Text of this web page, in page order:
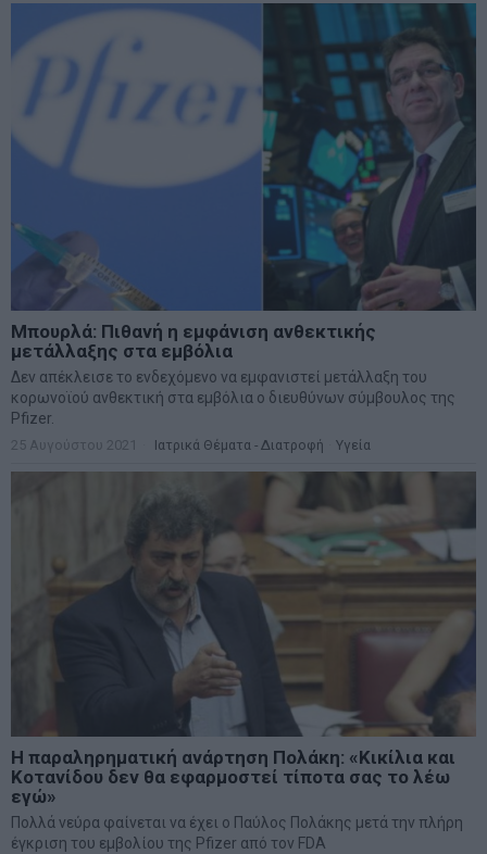
Μπουρλά: Πιθανή η εμφάνιση ανθεκτικής
μετάλλαξης στα εμβόλια
Δεν απέκλεισε το ενδεχόμενο να εμφανιστεί μετάλλαξη του
κορωνοϊού ανθεκτική στα εμβόλια ο διευθύνων σύμβουλος της
Pfizer.
25 Αυγούστου 2021 Ιατρικά Θέματα - Διατροφή Υγεία
Η παραληρηματική ανάρτηση Πολάκη: «Κικίλια και
Κοτανίδου δεν θα εφαρμοστεί τίποτα σας το λέω
εγώ»
Πολλά νεύρα φαίνεται να έχει ο Παύλος Πολάκης μετά την πλήρη
έγκριση του εμβολίου της Pfizer από τον FDA